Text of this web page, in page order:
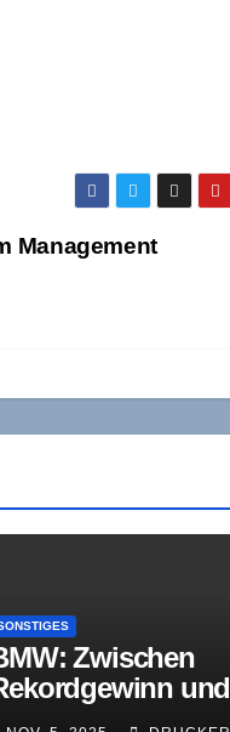
Management
Zwischen
und